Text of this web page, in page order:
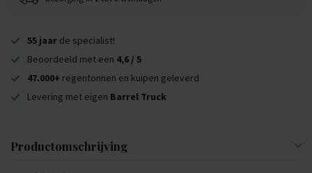
55 jaar de specialist!
Beoordeeld met een 4,6 / 5
47.000+ regentonnen en kuipen geleverd
Levering met eigen Barrel Truck
Productomschrijving